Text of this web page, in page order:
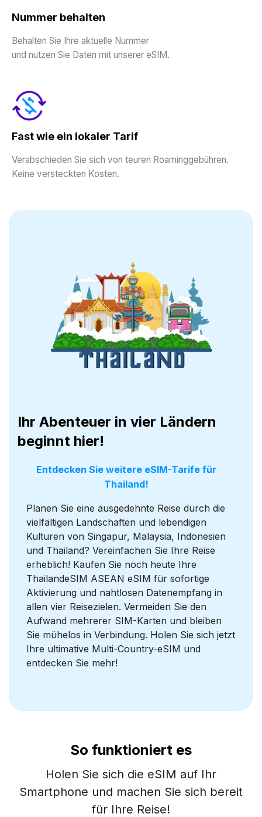
Nummer behalten
Behalten Sie Ihre aktuelle Nummer
und nutzen Sie Daten mit unserer eSIM.
Fast wie ein lokaler Tarif
Verabschieden Sie sich von teuren Roaminggebühren.
Keine versteckten Kosten.
Ihr Abenteuer in vier Ländern
beginnt hier!
Entdecken Sie weitere eSIM-Tarife für
Thailand!
Planen Sie eine ausgedehnte Reise durch die
vielfältigen Landschaften und lebendigen
Kulturen von Singapur, Malaysia, Indonesien
und Thailand? Vereinfachen Sie Ihre Reise
erheblich! Kaufen Sie noch heute Ihre
ThailandeSIM ASEAN eSIM für sofortige
Aktivierung und nahtlosen Datenempfang in
allen vier Reisezielen. Vermeiden Sie den
Aufwand mehrerer SIM-Karten und bleiben
Sie mühelos in Verbindung. Holen Sie sich jetzt
Ihre ultimative Multi-Country-eSIM und
entdecken Sie mehr!
So funktioniert es
Holen Sie sich die eSIM auf Ihr
Smartphone und machen Sie sich bereit
für Ihre Reise!